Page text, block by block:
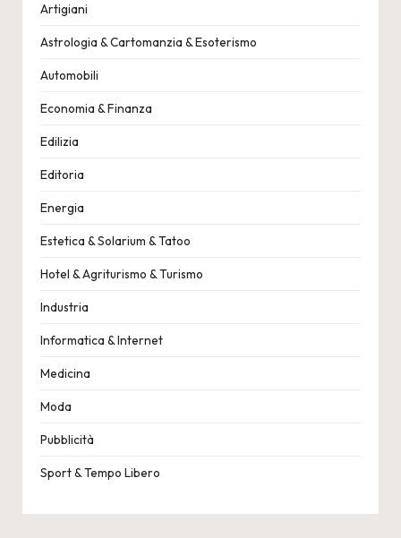
Artigiani
Astrologia & Cartomanzia & Esoterismo
Automobili
Economia & Finanza
Edilizia
Editoria
Energia
Estetica & Solarium & Tatoo
Hotel & Agriturismo & Turismo
Industria
Informatica & Internet
Medicina
Moda
Pubblicità
Sport & Tempo Libero